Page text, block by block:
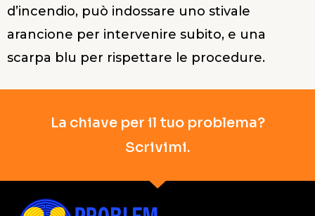
d’incendio, può indossare uno stivale
arancione per intervenire subito, e una
scarpa blu per rispettare le procedure.
La chiave per il tuo problema?
Scrivimi.